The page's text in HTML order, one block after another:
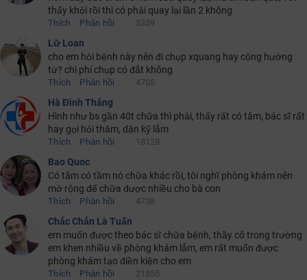
thấy khỏi rồi thì có phải quay lại lần 2 không
Thích Phản hồi 5359
Lữ Loan
cho em hỏi bệnh này nên đi chụp xquang hay cộng hưởng
từ? chi phí chụp có đắt không
Thích Phản hồi 4705
Hà Đình Thắng
Hình như bs gần 40t chữa thì phải, thấy rất có tâm, bác sĩ rất
hay gọi hỏi thăm, dặn kỹ lắm
Thích Phản hồi 18128
Bao Quoc
Có tâm có tầm nó chữa khác rồi, tôi nghĩ phòng khám nên
mở rộng để chữa được nhiều cho bà con
Thích Phản hồi 4738
Chắc Chắn Là Tuấn
em muốn được theo bác sĩ chữa bệnh, thầy cô trong trường
em khen nhiều về phòng khám lắm, em rất muốn được
phòng khám tạo điền kiện cho em
Thích Phản hồi 21855